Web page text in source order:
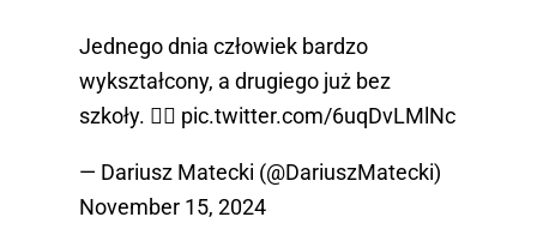
Jednego dnia człowiek bardzo
wykształcony, a drugiego już bez
szkoły. 🤷‍♂️ pic.twitter.com/6uqDvLMlNc
— Dariusz Matecki (@DariuszMatecki)
November 15, 2024